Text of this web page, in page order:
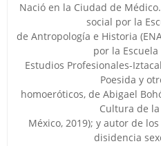
Nació en la Ciudad de
social por la
de Antropología e Historia
por la
Estudios Profesionales-
Poesida y
homoeróticos, de Abigael
Cultura de
México, 2019); y autor de
disidencia